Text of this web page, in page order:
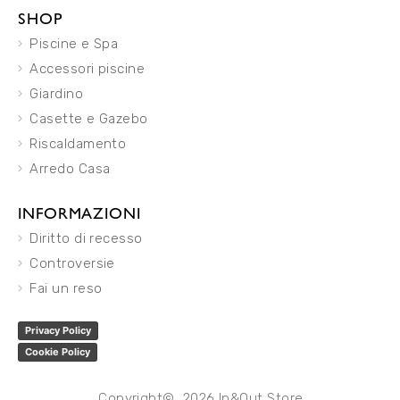
SHOP
Piscine e Spa
Accessori piscine
Giardino
Casette e Gazebo
Riscaldamento
Arredo Casa
INFORMAZIONI
Diritto di recesso
Controversie
Fai un reso
Privacy Policy
Cookie Policy